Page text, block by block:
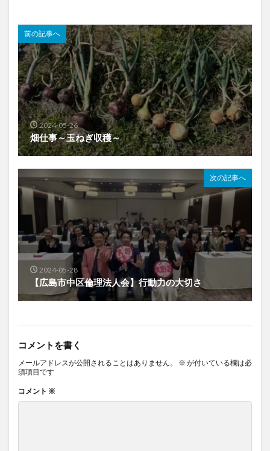
前の記事へ
2024-05-26
畑仕事～玉ねぎ収穫～
次の記事へ
2024-05-28
【広島市中区倫理法人会】行動力の大切さ
コメントを書く
メールアドレスが公開されることはありません。 ※ が付いている欄は必
須項目です
コメント ※